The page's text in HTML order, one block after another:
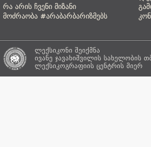
რა არის ჩვენი მიზანი
მოძრაობა #არაბარბარიზმებს
ლექსიკონი შეიქმნა
ივანე ჯავახიშვილის სახელობის
ლექსიკოგრაფიის ცენტრის მიერ